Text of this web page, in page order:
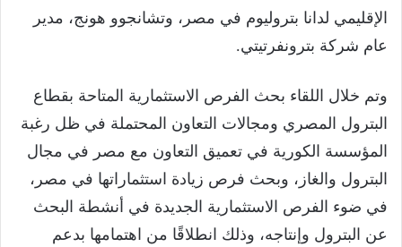
الإقليمي لدانا بتروليوم في مصر، وتشانجوو هونج، مدير
عام شركة بترونفرتيتي.
وتم خلال اللقاء بحث الفرص الاستثمارية المتاحة بقطاع
البترول المصري ومجالات التعاون المحتملة في ظل رغبة
المؤسسة الكورية في تعميق التعاون مع مصر في مجال
البترول والغاز، وبحث فرص زيادة استثماراتها في مصر،
في ضوء الفرص الاستثمارية الجديدة في أنشطة البحث
عن البترول وإنتاجه، وذلك انطلاقًا من اهتمامها بدعم